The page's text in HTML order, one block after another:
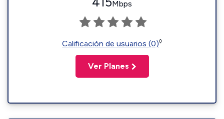
Mbps
Calificación de usuarios (0)◊
Ver Planes